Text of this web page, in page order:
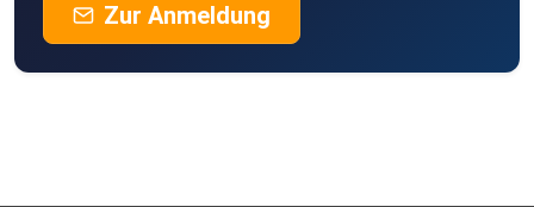
tickettailor.com
Zur Anmeldung